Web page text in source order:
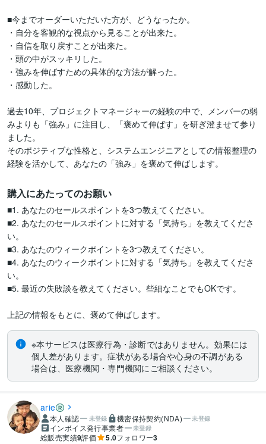
■今までオーダーいただいた方が、どうなったか。
・自分を客観的な視点から見ることが出来た。
・自信を取り戻すことが出来た。
・頭の中がスッキリした。
・強みを伸ばすための具体的な方法が解った。
・感動した。
過去10年、プロジェクトマネージャーの経験の中で、メンバーの弱
みよりも「強み」に注目し、「褒めて伸ばす」を研ぎ澄ませて参り
ました。
そのポジティブな性格と、システムエンジニアとしての情報整理の
経験を活かして、あなたの「強み」を褒めて伸ばします。
購入にあたってのお願い
■1. あなたのセールスポイントを3つ教えてください。
■2. あなたのセールスポイントに対する「気持ち」を教えてくださ
い。
■3. あなたのウィークポイントを3つ教えてください。
■4. あなたのウィークポイントに対する「気持ち」を教えてくださ
い。
■5. 最近の失敗談を教えてください。些細なことでもOKです。
上記の情報をもとに、褒めて伸ばします。
※本サービスは医療行為・診断ではありません。効果には
個人差があります。症状がある場合や心身の不調がある
場合は、医療機関・専門機関にご相談ください。
arie
本人確認 未登録 機密保持契約(NDA) 未登録
インボイス発行事業者 未登録
総販売実績9評価 5.0フォロワー3